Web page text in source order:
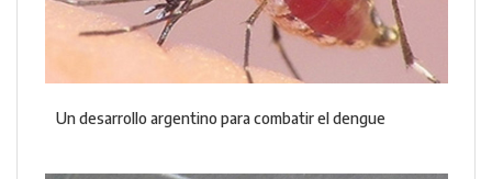
Un desarrollo argentino para combatir el dengue